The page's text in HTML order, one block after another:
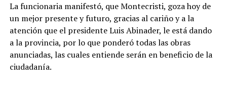
La funcionaria manifestó, que Montecristi, goza hoy de
un mejor presente y futuro, gracias al cariño y a la
atención que el presidente Luis Abinader, le está dando
a la provincia, por lo que ponderó todas las obras
anunciadas, las cuales entiende serán en beneficio de la
ciudadanía.